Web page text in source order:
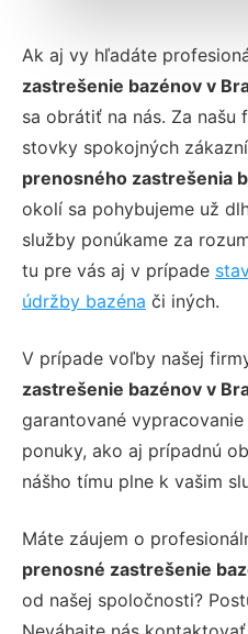
Ak aj vy hľadáte
zastrešenie bazénov v
sa obrátiť na nás. Za našu
stovky spokojných
prenosného zastrešenia
okolí sa pohybujeme už
služby ponúkame za
tu pre vás aj v prípade
údržby bazéna či iných.
V prípade voľby našej
zastrešenie bazénov v
garantované
ponuky, ako aj prípadnú
nášho tímu plne k vašim
Máte záujem o
prenosné zastrešenie
od našej spoločnosti?